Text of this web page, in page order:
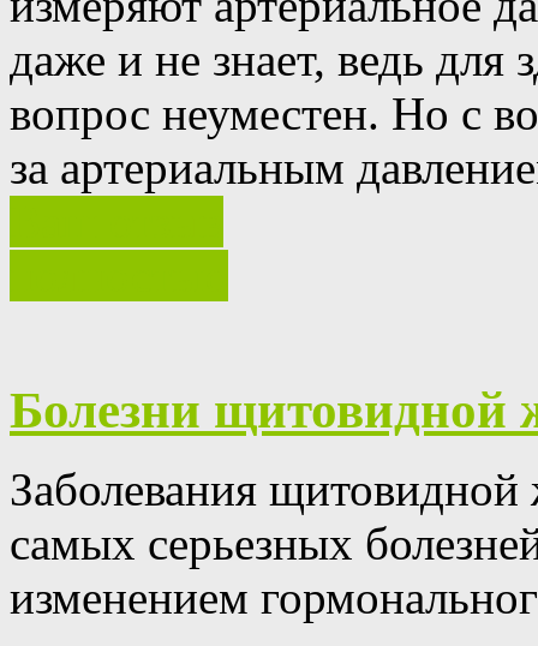
даже и не знает, ведь для
вопрос неуместен. Но с
за артериальным
Болезни щитовидной
Заболевания щитовидной
самых серьезных
изменением